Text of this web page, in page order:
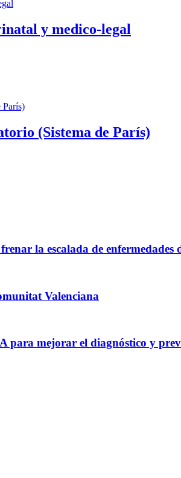
y medico-legal
(Sistema de París)
la escalada de enfermedades
Valenciana
mejorar el diagnóstico y